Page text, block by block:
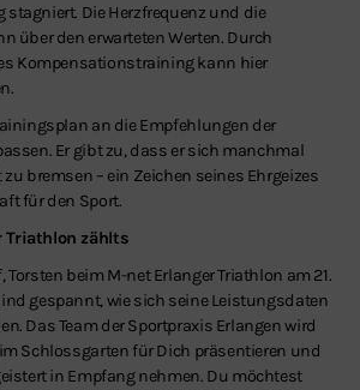
Die Herzfrequenz und die
über den erwarteten Werten. Durch
Kompensationstraining kann hier
an die Empfehlungen der
Er gibt zu, dass er sich manchmal
bremsen – ein Zeichen seines Ehrgeizes
für den Sport.
Triathlon zählts
beim M-net Erlanger Triathlon am 21.
gespannt, wie sich seine Leistungsdaten
Das Team der Sportpraxis Erlangen wird
Schlossgarten für Dich präsentieren und
in Empfang nehmen. Du möchtest